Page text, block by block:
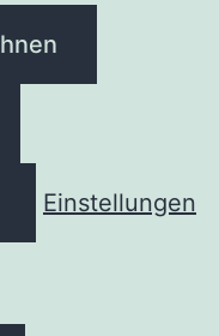
Einstellungen